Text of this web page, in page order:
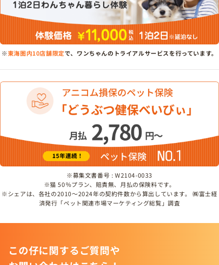
※東海圏内10店舗限定で、ワンちゃんのトライアルサービスを行っています。
※募集文書番号 : W2104-0033
※猫 50％プラン、賠責無、月払の保険料です。
※シェアは、各社の2010～2024年の契約件数から算出しています。 ㈱富士経
済発行「ペット関連市場マーケティング総覧」調査
この仔に関するご質問や